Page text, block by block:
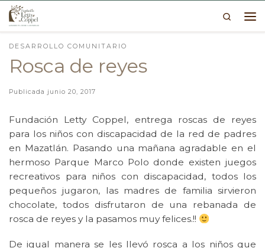
Skip to content
Search
DESARROLLO COMUNITARIO
Rosca de reyes
Publicada junio 20, 2017
Fundación Letty Coppel, entrega roscas de reyes
para los niños con discapacidad de la red de padres
en Mazatlán. Pasando una mañana agradable en el
hermoso Parque Marco Polo donde existen juegos
recreativos para niños con discapacidad, todos los
pequeños jugaron, las madres de familia sirvieron
chocolate, todos disfrutaron de una rebanada de
rosca de reyes y la pasamos muy felices.!!
De igual manera se les llevó rosca a los niños que